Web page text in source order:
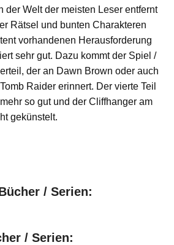
der Welt der meisten Leser entfernt
Rätsel und bunten Charakteren
vorhandenen Herausforderung
sehr gut. Dazu kommt der Spiel /
der an Dawn Brown oder auch
Raider erinnert. Der vierte Teil
so gut und der Cliffhanger am
gekünstelt.
/ Serien:
/ Serien: